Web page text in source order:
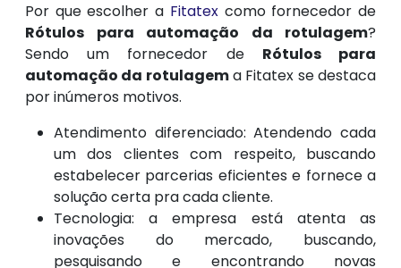
Por que escolher a Fitatexcomo fornecedor de
Rótulos para automação da rotulagem?
Sendo um fornecedor de Rótulos para
automação da rotulagema Fitatex se destaca
por inúmeros motivos.
Atendimento diferenciado: Atendendo cada
um dos clientes com respeito, buscando
estabelecer parcerias eficientes e fornece a
solução certa pra cada cliente.
Tecnologia: a empresa está atenta as
inovações do mercado, buscando,
pesquisando e encontrando novas